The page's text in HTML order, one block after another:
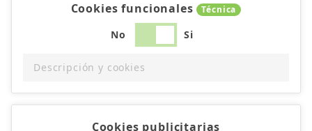
Cookies funcionales Técnica
No Si
Descripción y cookies
Cookies publicitarias